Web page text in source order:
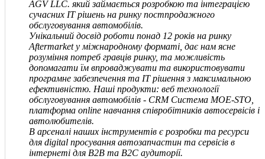
AGVLLC. який займається розробкою та інтеграцією
сучасних IT рішень на ринку постпродажного
обслуговування автомобілів.
Унікальний досвід роботи понад 12 років на ринку
Aftermarket у міжнародному форматі, дає нам ясне
розуміння потреб гравців ринку, та можливість
допомагати їм впроваджувати та використовувати
програмне забезпечення та IT рішення з максимальною
ефективністю. Наші продукти: веб технології
обслуговування автомобілів - CRM Система MOE-STO,
платформа online навчання співробітників автосервісів і
автолюбителів.
В арсеналі наших інструментів є розробки та ресурси
для digital просування автозапчастин та сервісів в
інтернеті для В2В та В2С аудиторії.